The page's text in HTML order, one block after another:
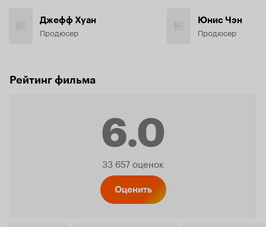
Джефф Хуан
Продюсер
Юнис Чэн
Продюсер
Рейтинг фильма
6.0
Рейтинг
33 657 оценок
Оценить